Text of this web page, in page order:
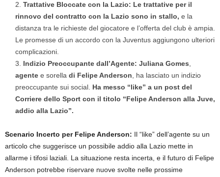
Trattative Bloccate con la Lazio: Le trattative per il
rinnovo del contratto con la Lazio sono in stallo, e la
distanza tra le richieste del giocatore e l’offerta del club è ampia.
Le promesse di un accordo con la Juventus aggiungono ulteriori
complicazioni.
Indizio Preoccupante dall’Agente: Juliana Gomes
agente e sorella di Felipe Anderson , ha lasciato un indizio
preoccupante sui social. Ha messo “like” a un post del
Corriere dello Sport con il titolo “Felipe Anderson alla Juve,
addio alla Lazio”.
Scenario Incerto per Felipe Anderson: Il “like” dell’agente su un
articolo che suggerisce un possibile addio alla Lazio mette in
allarme i tifosi laziali. La situazione resta incerta, e il futuro di Felipe
Anderson potrebbe riservare nuove svolte nelle prossime